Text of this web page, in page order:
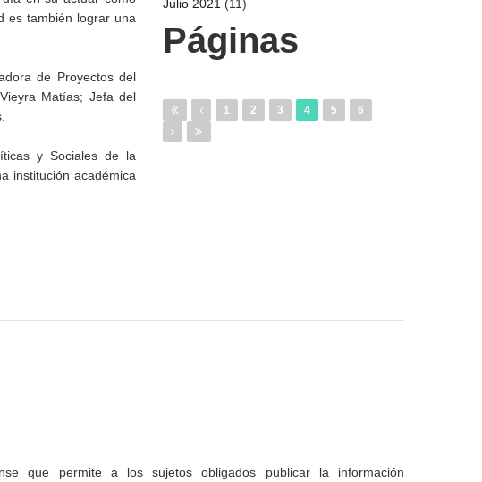
es también lograr una
de Proyectos del
Matías; Jefa del
y Sociales de la
institución académica
Julio 2021 (11)
Páginas
1 2 3 4 5 6
que permite a los sujetos obligados publicar la información